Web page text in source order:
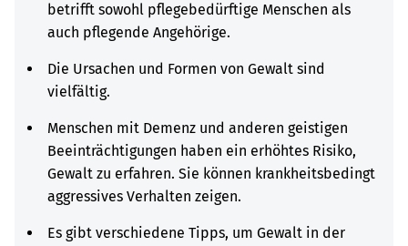
betrifft sowohl pflegebedürftige Menschen als
auch pflegende Angehörige.
Die Ursachen und Formen von Gewalt sind
vielfältig.
Menschen mit Demenz und anderen geistigen
Beeinträchtigungen haben ein erhöhtes Risiko,
Gewalt zu erfahren. Sie können krankheitsbedingt
aggressives Verhalten zeigen.
Es gibt verschiedene Tipps, um Gewalt in der